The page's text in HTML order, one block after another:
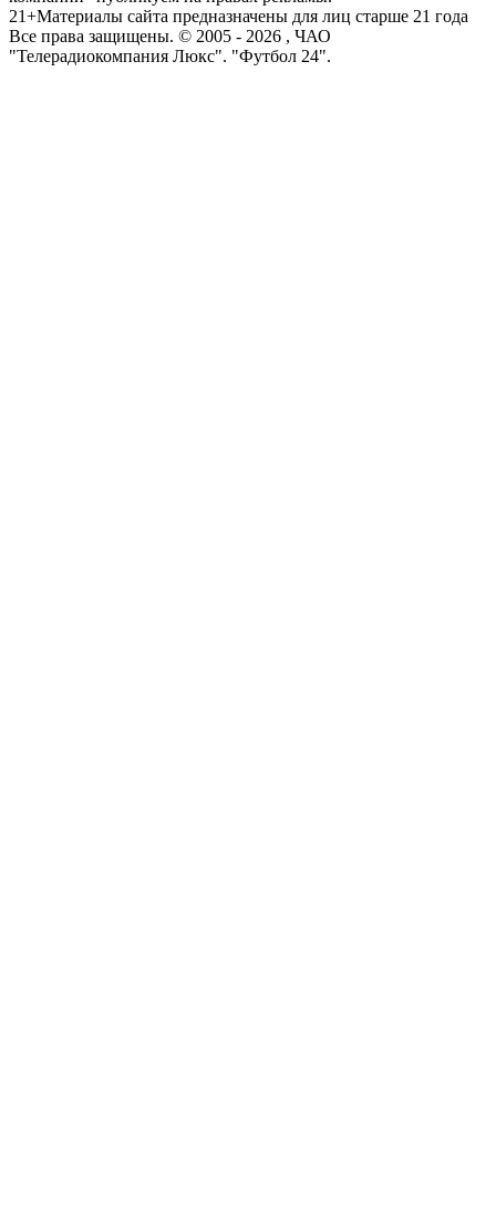
21+Материалы сайта предназначены для лиц старше 21 года
Все права защищены. © 2005 - 2026 , ЧАО
"Телерадиокомпания Люкс". "Футбол 24".